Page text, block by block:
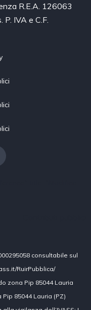
R.E.A. 126063
IVA e C.F.
consultabile sul
RuirPubblica/
zona Pip 85044 Lauria
85044 Lauria (PZ)